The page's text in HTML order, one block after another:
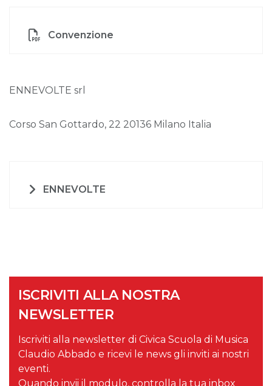
Convenzione
ENNEVOLTE srl
Corso San Gottardo, 22 20136 Milano Italia
ENNEVOLTE
ISCRIVITI ALLA NOSTRA
NEWSLETTER
Iscriviti alla newsletter di Civica Scuola di Musica
Claudio Abbado e ricevi le news gli inviti ai nostri
eventi.
Quando invii il modulo, controlla la tua inbox